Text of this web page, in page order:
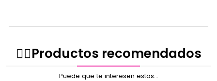
clásicos
Diseño ligero y portátil que permite posicionarlo y
tocar fácilmente en cualquier lugar.
Diseño intuitivo con controles fáciles de usar que
garantizan la comodidad mientras se toca.
✌🏻️Productos recomendados
Puede que te interesen estos...